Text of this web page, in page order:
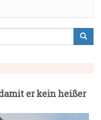
er kein heißer